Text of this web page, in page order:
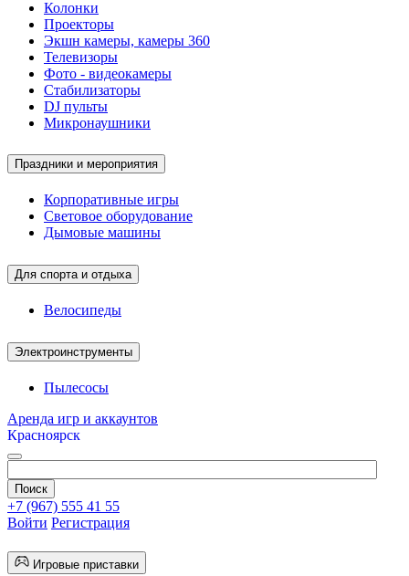
Колонки
Проекторы
Экшн камеры, камеры 360
Телевизоры
Фото - видеокамеры
Стабилизаторы
DJ пульты
Микронаушники
Праздники и мероприятия
Корпоративные игры
Световое оборудование
Дымовые машины
Для спорта и отдыха
Велосипеды
Электроинструменты
Пылесосы
Аренда игр и аккаунтов
Красноярск
+7 (967) 555 41 55
Войти Регистрация
Игровые приставки